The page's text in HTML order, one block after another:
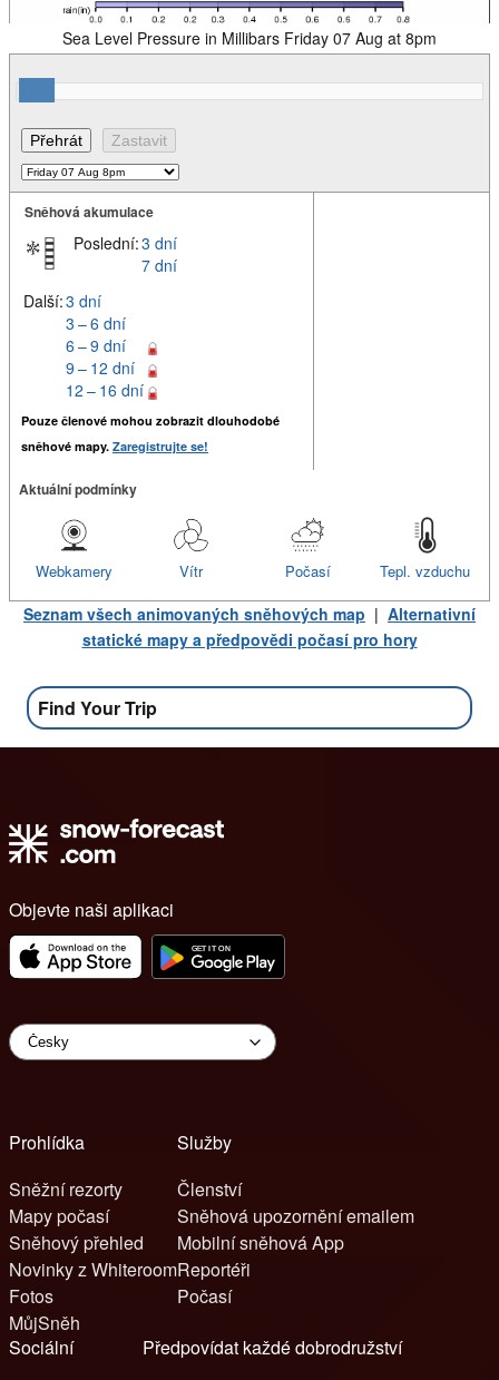
Sea Level Pressure in Millibars Friday 07 Aug at 8pm
Sněhová akumulace
Poslední:3 dní
7 dní
Další:3 dní
3 – 6 dní
6 – 9 dní
9 – 12 dní
12 – 16 dní
Pouze členové mohou zobrazit dlouhodobé
sněhové mapy. Zaregistrujte se!
Aktuální podmínky
Tepl. vzduchu
Počasí
Vítr
Webkamery
Seznam všech animovaných sněhových map | Alternativní
statické mapy a předpovědi počasí pro hory
Find Your Trip
Objevte naši aplikaci
Prohlídka
Sněžní rezorty
Mapy počasí
Sněhový přehled
Novinky z Whiteroom
Fotos
MůjSněh
Služby
Členství
Sněhová upozornění emailem
Mobilní sněhová App
Reportéři
Počasí
Sociální
Předpovídat každé dobrodružství